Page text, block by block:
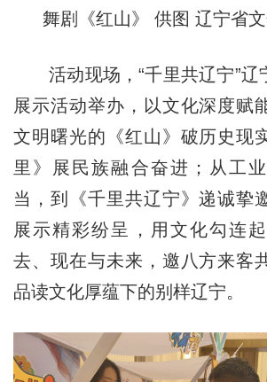
舞剧《红山》 供图 辽宁省
活动现场，“千里共辽宁”辽
展示活动举办，以文化深度赋
文明曙光的《红山》破历史现
里》展民族融合奋进；从工
当，到《千里共辽宁》递诚挚
展示精彩纷呈，用文化勾连
去、现在与未来，邀八方来客
品读文化厚蕴下的别样辽宁。